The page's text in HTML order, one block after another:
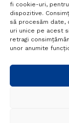
fi cookie-uri,
dispozitive.
să procesăm date,
uri unice pe acest
retragi
unor anumite
Termeni si
Politica